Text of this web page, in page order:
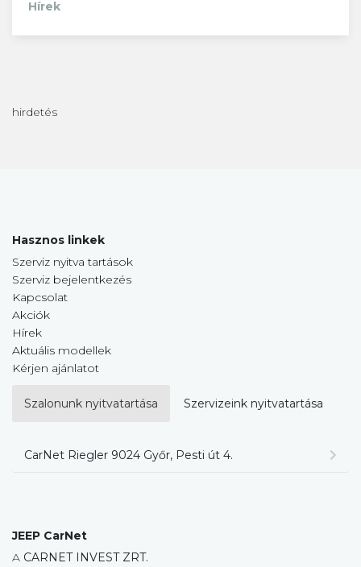
Hírek
hirdetés
Hasznos linkek
Szerviz nyitva tartások
Szerviz bejelentkezés
Kapcsolat
Akciók
Hírek
Aktuális modellek
Kérjen ajánlatot
Szalonunk nyitvatartása Szervizeink nyitvatartása
CarNet Riegler 9024 Győr, Pesti út 4.
JEEP CarNet
A CARNET INVEST ZRT.